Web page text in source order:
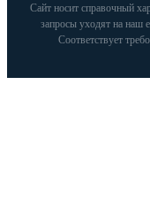
Сайт носит справочный
запросы уходят на наш
Соответствует